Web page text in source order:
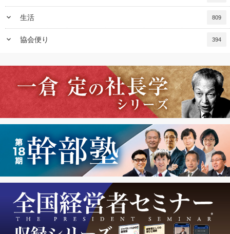
keyboard_arrow_down 生活 809
keyboard_arrow_down 協会便り 394